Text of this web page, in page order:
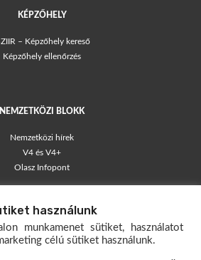
KÉPZŐHELY
– Képzőhely kereső
Képzőhely ellenőrzés
NEMZETKÖZI BLOKK
Nemzetközi hírek
V4 és V4+
Olasz Infopont
– egyéni vállalkozók
Vállalkozói Kisokos
használunk
munkamenet sütiket, használatot
célú sütiket használunk.